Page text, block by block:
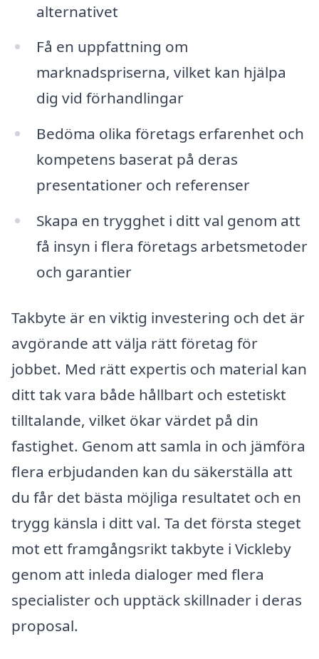
alternativet
Få en uppfattning om
marknadspriserna, vilket kan hjälpa
dig vid förhandlingar
Bedöma olika företags erfarenhet och
kompetens baserat på deras
presentationer och referenser
Skapa en trygghet i ditt val genom att
få insyn i flera företags arbetsmetoder
och garantier
Takbyte är en viktig investering och det är
avgörande att välja rätt företag för
jobbet. Med rätt expertis och material kan
ditt tak vara både hållbart och estetiskt
tilltalande, vilket ökar värdet på din
fastighet. Genom att samla in och jämföra
flera erbjudanden kan du säkerställa att
du får det bästa möjliga resultatet och en
trygg känsla i ditt val. Ta det första steget
mot ett framgångsrikt takbyte i Vickleby
genom att inleda dialoger med flera
specialister och upptäck skillnader i deras
proposal.